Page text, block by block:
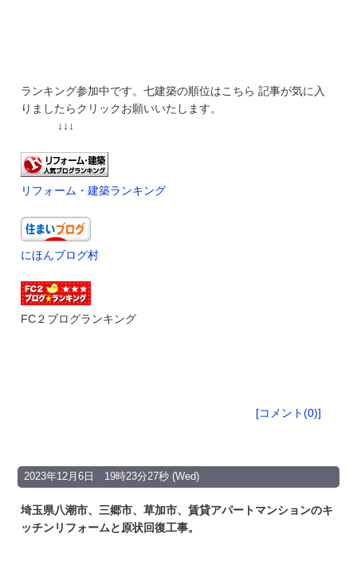
ランキング参加中です。七建築の順位はこちら 記事が気に入
りましたらクリックお願いいたします。
↓↓↓
リフォーム・建築ランキング
にほんブログ村
FC２ブログランキング
[コメント(0)]
2023年12月6日 19時23分27秒 (Wed)
埼玉県八潮市、三郷市、草加市、賃貸アパートマンションのキ
ッチンリフォームと原状回復工事。